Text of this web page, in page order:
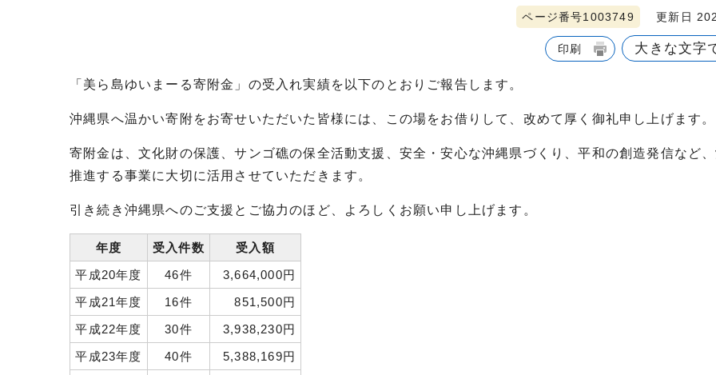
ページ番号1003749 更新日
印刷 大きな文字
「美ら島ゆいまーる寄附金」の受入れ実績を以下のとおりご報告します。
沖縄県へ温かい寄附をお寄せいただいた皆様には、この場をお借りして、改めて厚く御礼申し上げます。
寄附金は、文化財の保護、サンゴ礁の保全活動支援、安全・安心な沖縄県づくり、平和の創造発信など
推進する事業に大切に活用させていただきます。
引き続き沖縄県へのご支援とご協力のほど、よろしくお願い申し上げます。
年度 受入件数
受入額
平成20年度
46件
3,664,000円
平成21年度
16件
851,500円
平成22年度
30件
3,938,230円
平成23年度
40件
5,388,169円